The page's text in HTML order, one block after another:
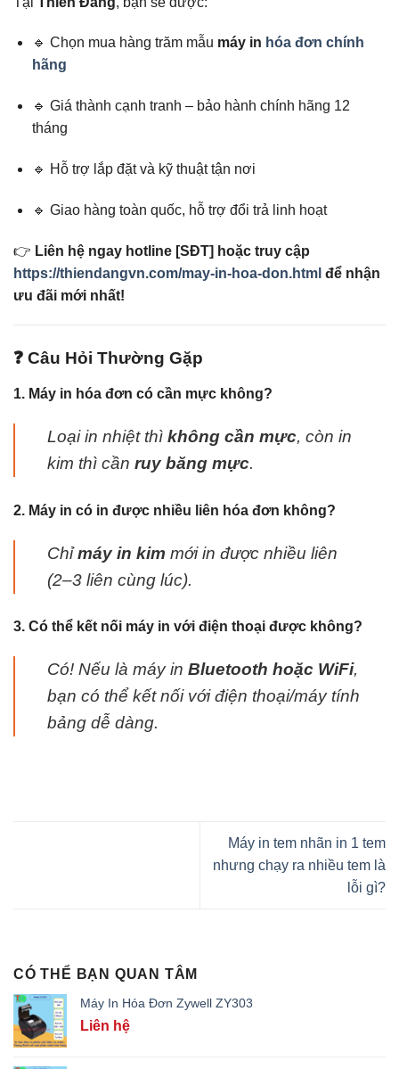
🔹 Chọn mua hàng trăm mẫu máy in hóa đơn chính
hãng
🔹 Giá thành cạnh tranh – bảo hành chính hãng 12
tháng
🔹 Hỗ trợ lắp đặt và kỹ thuật tận nơi
🔹 Giao hàng toàn quốc, hỗ trợ đổi trả linh hoạt
👉 Liên hệ ngay hotline [SĐT] hoặc truy cập
https://thiendangvn.com/may-in-hoa-don.html để nhận
ưu đãi mới nhất!
❓ Câu Hỏi Thường Gặp
1. Máy in hóa đơn có cần mực không?
Loại in nhiệt thì không cần mực, còn in
kim thì cần ruy băng mực.
2. Máy in có in được nhiều liên hóa đơn không?
Chỉmáy in kim mới in được nhiều liên
(2–3 liên cùng lúc).
3. Có thể kết nối máy in với điện thoại được không?
Có! Nếu là máy in Bluetooth hoặc WiFi,
bạn có thể kết nối với điện thoại/máy tính
bảng dễ dàng.
Máy in tem nhãn in 1 tem
nhưng chạy ra nhiều tem là
lỗi gì?
CÓ THỂ BẠN QUAN TÂM
Máy In Hóa Đơn Zywell ZY303
Liên hệ